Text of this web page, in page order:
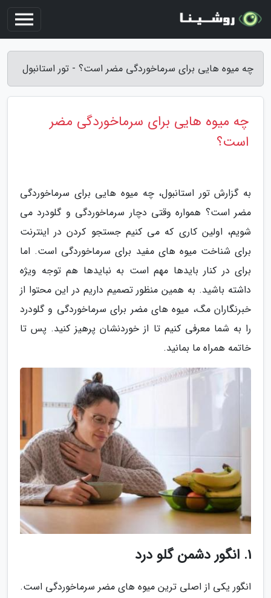
چه میوه هایی برای سرماخوردگی مضر است؟ - تور استانبول
چه میوه هایی برای سرماخوردگی مضر
است؟
به گزارش تور استانبول، چه میوه هایی برای سرماخوردگی
مضر است؟ همواره وقتی دچار سرماخوردگی و گلودرد می
شویم، اولین کاری که می کنیم جستجو کردن در اینترنت
برای شناخت میوه های مفید برای سرماخوردگی است. اما
برای در کنار بایدها مهم است به نبایدها هم توجه ویژه
داشته باشید. به همین منظور تصمیم داریم در این محتوا از
خبرنگاران مگ، میوه های مضر برای سرماخوردگی و گلودرد
را به شما معرفی کنیم تا از خوردنشان پرهیز کنید. پس تا
خاتمه همراه ما بمانید.
1. انگور دشمن گلو درد
انگور یکی از اصلی ترین میوه های مضر سرماخوردگی است.